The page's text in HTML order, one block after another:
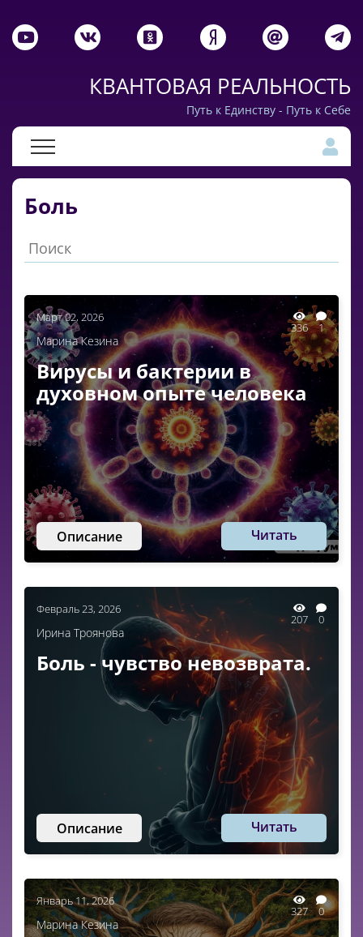
КВАНТОВАЯ РЕАЛЬНОСТЬ
Путь к Единству - Путь к Себе
Боль
Март 02, 2026
336 1
Марина Кезина
Вирусы и бактерии в
духовном опыте человека
Описание Читать
Февраль 23, 2026
207 0
Ирина Троянова
Боль - чувство невозврата.
Описание Читать
Январь 11, 2026
327 0
Марина Кезина